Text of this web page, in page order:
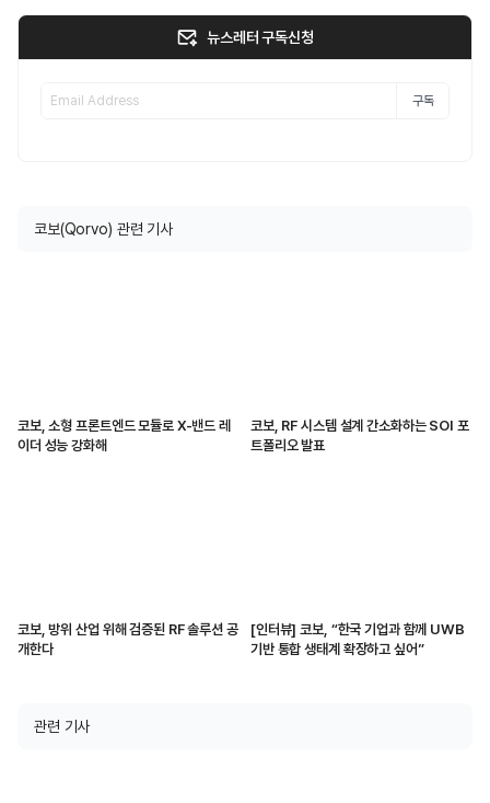
뉴스레터 구독신청
구독
코보(Qorvo) 관련 기사
코보, 소형 프론트엔드 모듈로 X-밴드 레
이더 성능 강화해
코보, RF 시스템 설계 간소화하는 SOI 포
트폴리오 발표
코보, 방위 산업 위해 검증된 RF 솔루션 공
개한다
[인터뷰] 코보, “한국 기업과 함께 UWB
기반 통합 생태계 확장하고 싶어”
관련 기사